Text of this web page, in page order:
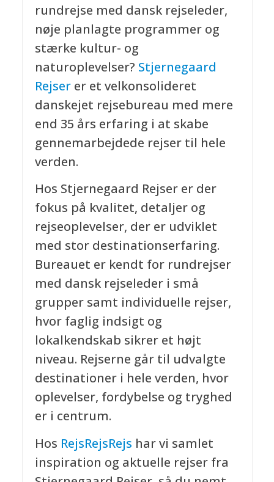
rundrejse med dansk rejseleder,
nøje planlagte programmer og
stærke kultur- og
naturoplevelser? Stjernegaard
Rejserer et velkonsolideret
danskejet rejsebureau med mere
end 35 års erfaring i at skabe
gennemarbejdede rejser til hele
verden.
Hos Stjernegaard Rejser er der
fokus på kvalitet, detaljer og
rejseoplevelser, der er udviklet
med stor destinationserfaring.
Bureauet er kendt for rundrejser
med dansk rejseleder i små
grupper samt individuelle rejser,
hvor faglig indsigt og
lokalkendskab sikrer et højt
niveau. Rejserne går til udvalgte
destinationer i hele verden, hvor
oplevelser, fordybelse og tryghed
er i centrum.
Hos RejsRejsRejs har vi samlet
inspiration og aktuelle rejser fra